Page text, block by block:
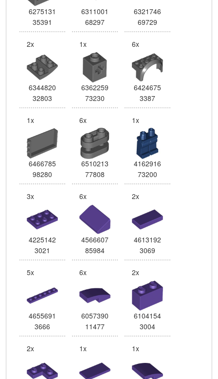
6275131
35391
6311001
68297
6321746
69729
2x
6344820
32803
1x
6362259
73230
6x
6424675
3387
1x
6466785
98280
6x
6510213
77808
1x
4162916
73200
3x
4225142
3021
6x
4566607
85984
2x
4613192
3069
5x
4655691
3666
6x
6057390
11477
2x
6104154
3004
2x 1x 1x